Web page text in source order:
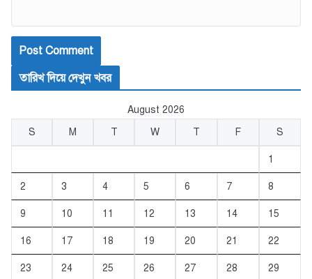
তারিখ দিয়ে দেখুন খবর
August 2026
S
M T W T F S
1
2 3 4 5 6 7 8
9 10 11 12 13 14 15
16 17 18 19 20 21 22
23 24 25 26 27 28 29